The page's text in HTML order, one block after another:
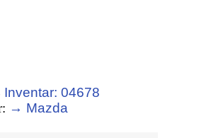
04678
→ Mazda